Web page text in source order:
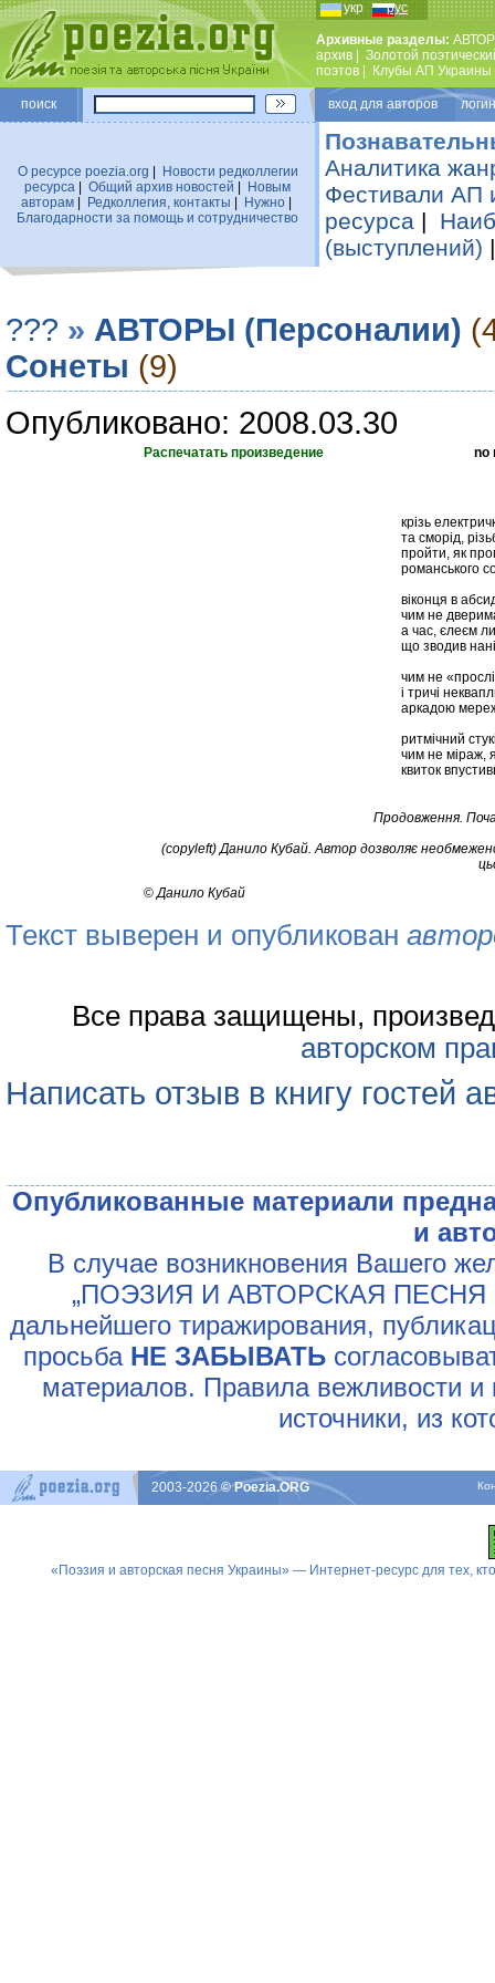
укр рус
Архивные разделы:
архив
Золотой
поэтов
Клубы АП Украины
поиск вход для авторов
О ресурсе poezia.org
Новости редколлегии
ресурса
Общий архив новостей
Новым
авторам| Редколлегия, контакты Нужно|
Благодарности за помощь и сотрудничество
Аналитика
Фестивали АП
ресурса |
(выступлений)
??? » АВТОРЫ (Персоналии)
Сонеты (9)
Опубликовано: 2008.03.30
Распечатать произведение no
крізь
та сморід,
пройти, як
романського
віконця в
чим не
а час, єлеєм
що зводив
чим не
і тричі
аркадою
ритмічний
чим не міраж,
квиток
Продовження.
(copyleft) Данило Кубай. Автор дозволяє
©Данило Кубай
Текст выверен и опубликован
Все права защищены,
авторском
Написать отзыв в книгу гостей
Опубликованные материали
и
В случае возникновения Вашего
„ПОЭЗИЯ И АВТОРСКАЯ ПЕСНЯ
дальнейшего тиражирования,
просьба НЕ ЗАБЫВАТЬ
материалов. Правила вежливости и
источники, из
2003-2026© Poezia.ORG
«Поэзия и авторская песня Украины» — Интернет-ресурс для тех,